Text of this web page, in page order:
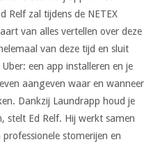
Relf zal tijdens de NETEX
van alles vertellen over deze
van deze tijd en sluit
een app installeren en je
aangeven waar en wanneer
Dankzij Laundrapp houd je
stelt Ed Relf. Hij werkt samen
stomerijen en